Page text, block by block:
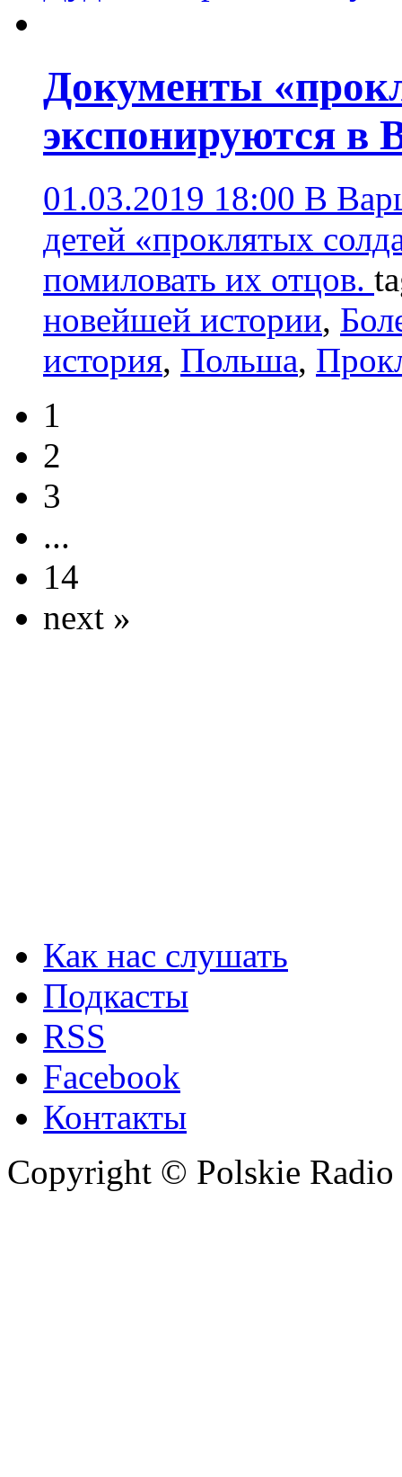
Документы
экспонируются в
01.03.2019 18:00 В
детей «проклятых
помиловать их отцов.
новейшей истории,
история, Польша,
1
2
3
...
14
next »
Как нас слушать
Подкасты
RSS
Facebook
Контакты
Copyright © Polskie